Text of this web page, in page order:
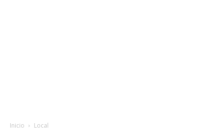
Inicio Local